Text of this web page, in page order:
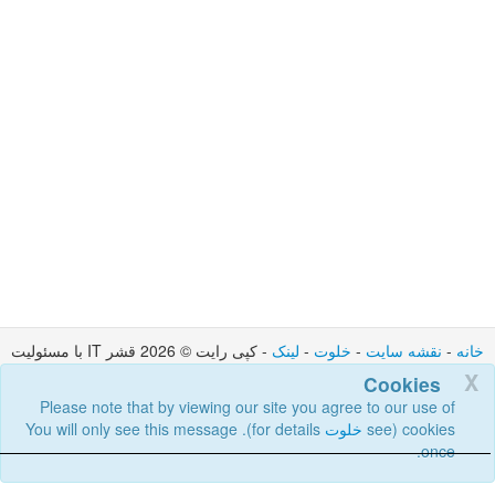
خانه- نقشه سایت- خلوت- لینک
- کپی رایت © 2026 قشر IT با مسئولیت
محدود : تماس : admin @ cortexit.co.uk
X
Cookies
Please note that by viewing our site you agree to our use of
cookies (see
خلوت
for details). You will only see this message
once.